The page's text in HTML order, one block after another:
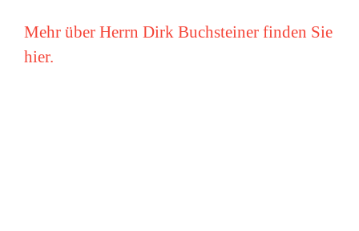
Mehr über Herrn Dirk Buchsteiner finden Sie
hier.